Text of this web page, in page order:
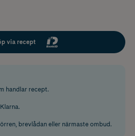
via recept
handlar recept.
brevlådan eller närmaste ombud.